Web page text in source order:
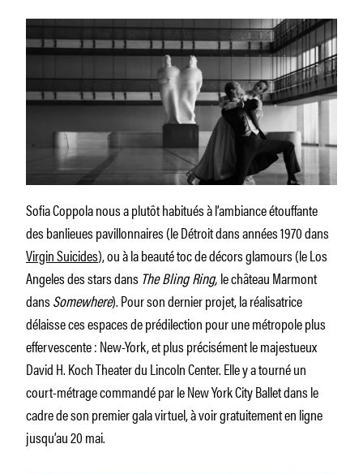
Sofia Coppola nous a plutôt habitués à l’ambiance étouffante
des banlieues pavillonnaires (le Détroit dans années 1970 dans
Virgin Suicides), ou à la beauté toc de décors glamours (le Los
Angeles des stars dans The Bling Ring,le château Marmont
dansSomewhere). Pour son dernier projet, la réalisatrice
délaisse ces espaces de prédilection pour une métropole plus
effervescente : New-York, et plus précisément le majestueux
David H. Koch Theater du Lincoln Center. Elle y a tourné un
court-métrage commandé par le New York City Ballet dans le
cadre de son premier gala virtuel, à voir gratuitement en ligne
jusqu’au 20 mai.